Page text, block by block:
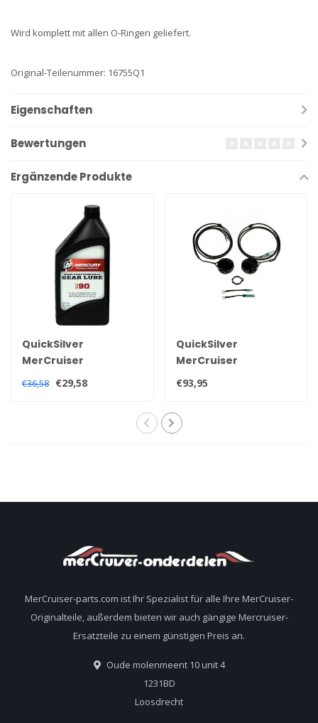
Wird komplett mit allen O-Ringen geliefert.
Original-Teilenummer: 16755Q1
Eigenschaften
Bewertungen
Ergänzende Produkte
QuickSilver
MerCruiser
Quicksilver-
Hochleistungs-
€36,58 €29,58
QuickSilver
MerCruiser
Trimmsensor- und
Gebersatz für alle
Heckteile 805320A03
€93,95
MerCruiser-parts.com ist Ihr Spezialist für alle Ihre MerCruiser-
Originalteile, außerdem bieten wir auch gängige Mercruiser-
Ersatzteile zu einem günstigen Preis an.
Oude molenmeent 10 unit 4
1231BD
Loosdrecht